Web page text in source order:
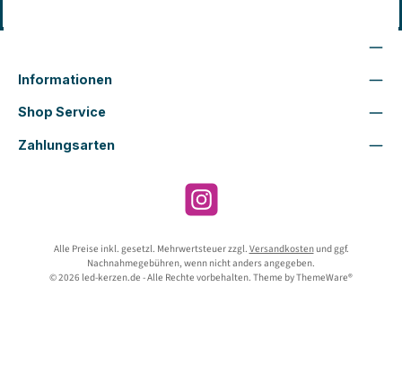
Informationen
Shop Service
Zahlungsarten
Instagram
Alle Preise inkl. gesetzl. Mehrwertsteuer zzgl. Versandkostenund ggf.
Nachnahmegebühren, wenn nicht anders angegeben.
© 2026 led-kerzen.de - Alle Rechte vorbehalten. Theme byThemeWare®